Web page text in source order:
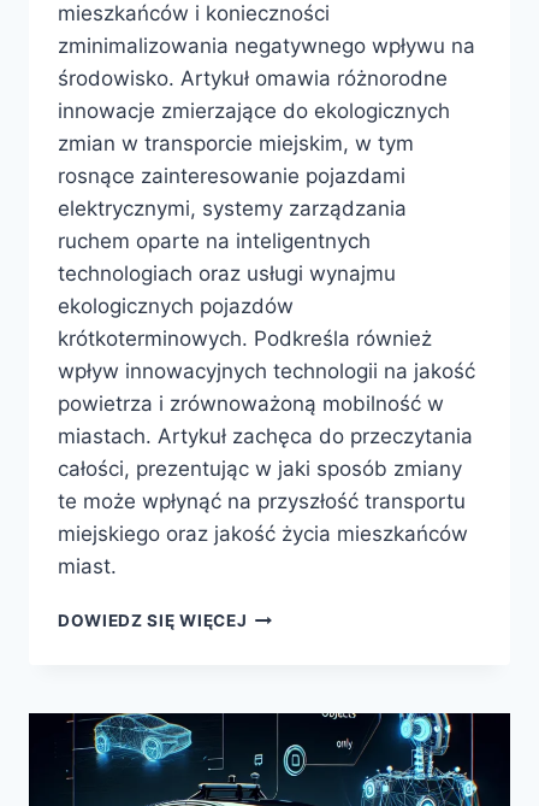
mieszkańców i konieczności
zminimalizowania negatywnego wpływu na
środowisko. Artykuł omawia różnorodne
innowacje zmierzające do ekologicznych
zmian w transporcie miejskim, w tym
rosnące zainteresowanie pojazdami
elektrycznymi, systemy zarządzania
ruchem oparte na inteligentnych
technologiach oraz usługi wynajmu
ekologicznych pojazdów
krótkoterminowych. Podkreśla również
wpływ innowacyjnych technologii na jakość
powietrza i zrównoważoną mobilność w
miastach. Artykuł zachęca do przeczytania
całości, prezentując w jaki sposób zmiany
te może wpłynąć na przyszłość transportu
miejskiego oraz jakość życia mieszkańców
miast.
DOWIEDZ SIĘ WIĘCEJ NOWE
MIEJSKIM:
EKOLOGICZNE
ROZWIĄZANIA
DLA